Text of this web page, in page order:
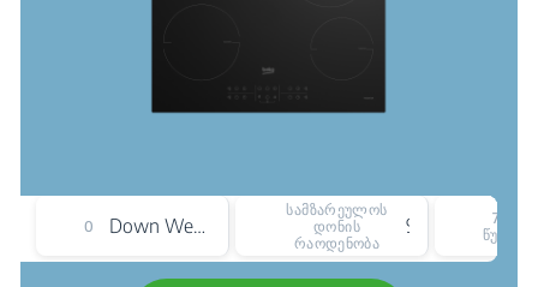
0 Down Wear პროგრამა
სამზარეულოს
დონის
რაოდენობა
75
წუთი